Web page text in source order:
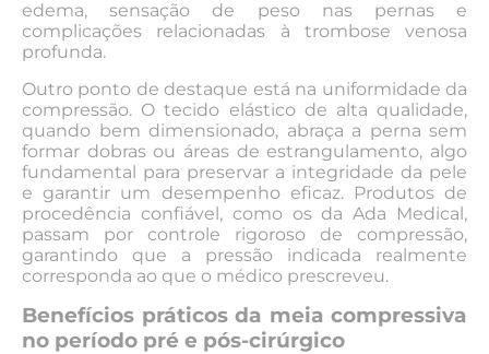
edema, sensação de peso nas pernas e
complicações relacionadas à trombose venosa
profunda.
Outro ponto de destaque está na uniformidade da
compressão. O tecido elástico de alta qualidade,
quando bem dimensionado, abraça a perna sem
formar dobras ou áreas de estrangulamento, algo
fundamental para preservar a integridade da pele
e garantir um desempenho eficaz. Produtos de
procedência confiável, como os da Ada Medical,
passam por controle rigoroso de compressão,
garantindo que a pressão indicada realmente
corresponda ao que o médico prescreveu.
Benefícios práticos da meia compressiva
no período pré e pós-cirúrgico